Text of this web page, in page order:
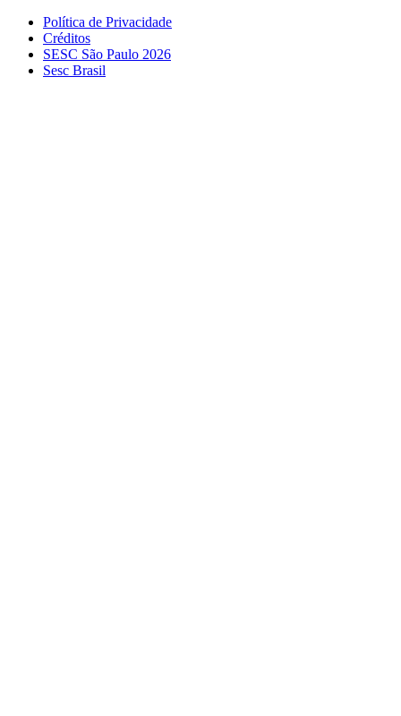
Política de Privacidade
Créditos
SESC São Paulo 2026
Sesc Brasil